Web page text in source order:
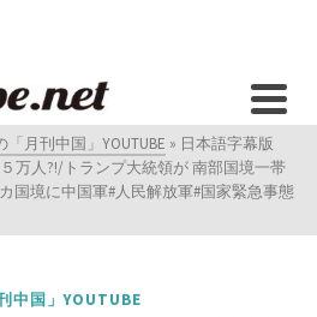
「月刊中国」YOUTUBE » 日本語字幕版
万人?!/トランプ大統領が 南部国境一帯
国境に中国軍#人民解放軍#国家緊急事態
中国」YOUTUBE